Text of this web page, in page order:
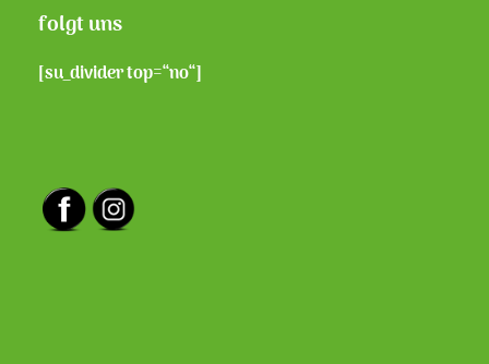
folgt uns
[su_divider top=“no“]